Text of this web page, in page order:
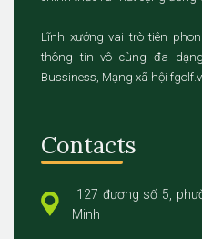
Lĩnh xướng vai trò tiên
thông tin vô cùng đa
Bussiness, Mạng xã hội
Contacts
127 đương số 5,
Minh